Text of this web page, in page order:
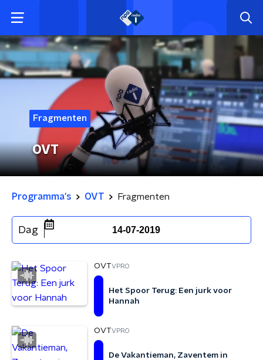
Fragmenten
OVT
Programma's OVT Fragmenten
Dag 14-07-2019
OVTVPRO
Het Spoor Terug: Een jurk voor
Hannah
OVTVPRO
De Vakantieman, Zaventem in